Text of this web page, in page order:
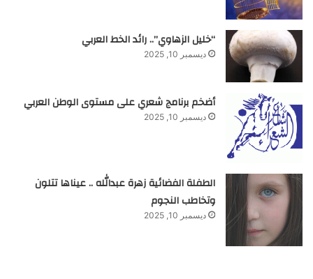
“خليل الزهاوي”.. رائد الخط العربي
ديسمبر 10, 2025
أضخم برنامج شعري على مستوى الوطن العربي
ديسمبر 10, 2025
الطفلة الفضائية زهرة عبدالله .. عيناها تتلون
وتخاطب النجوم
ديسمبر 10, 2025